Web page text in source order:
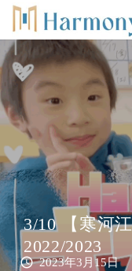
3/10 【寒河
2022/2023
schedule 2023年3月15日